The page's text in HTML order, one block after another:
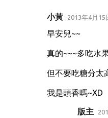
小黃 2013年4月15
早安兒~~
真的~~~多吃水
但不要吃糖分太
我是頭香嗎~XD
版主